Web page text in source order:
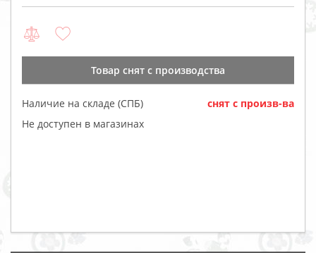
Товар cнят с производства
Наличие на складе (СПБ)
cнят с произв-ва
Не доступен в магазинах